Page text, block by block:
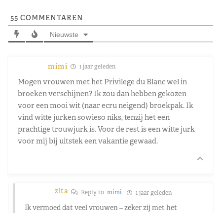
55 COMMENTAREN
Nieuwste
mimi 1 jaar geleden
Mogen vrouwen met het Privilege du Blanc wel in
broeken verschijnen? Ik zou dan hebben gekozen
voor een mooi wit (naar ecru neigend) broekpak. Ik
vind witte jurken sowieso niks, tenzij het een
prachtige trouwjurk is. Voor de rest is een witte jurk
voor mij bij uitstek een vakantie gewaad.
zita Reply to mimi 1 jaar geleden
Ik vermoed dat veel vrouwen – zeker zij met het